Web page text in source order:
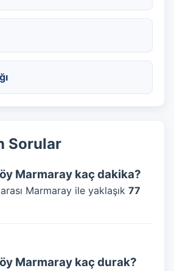
Sorular
Marmaray kaç dakika?
Marmaray ile yaklaşık77
Marmaray kaç durak?